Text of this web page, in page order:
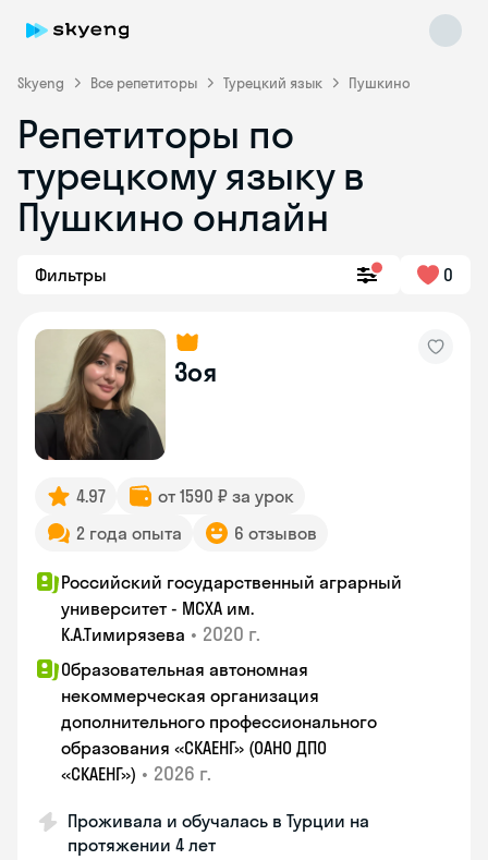
Skyeng Все репетиторы Турецкий язык Пушкино
Репетиторы по
турецкому языку в
Пушкино онлайн
Фильтры 0
Зоя
4.97
от 1590 ₽ за урок
2 года опыта
6 отзывов
Российский государственный аграрный
университет - МСХА им.
К.А.Тимирязева • 2020 г.
Образовательная автономная
некоммерческая организация
дополнительного профессионального
образования «СКАЕНГ» (ОАНО ДПО
«СКАЕНГ») • 2026 г.
Проживала и обучалась в Турции на
протяжении 4 лет
Skyeng Chat